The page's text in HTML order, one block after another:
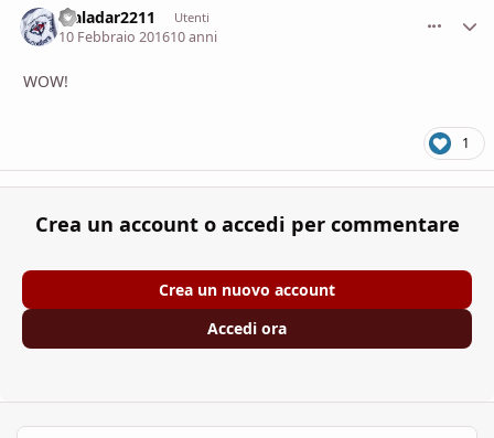
Traladar2211 Utenti
10 Febbraio 201610 anni
WOW!
1
Crea un account o accedi per commentare
Crea un nuovo account
Accedi ora